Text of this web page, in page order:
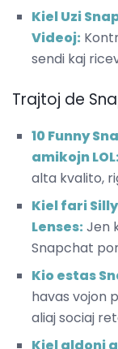
Kiel Uzi
Videoj:
sendi kaj
Trajtoj de
10 Funny
amikojn LOL:
alta kvalito,
Kiel fari
Lenses: Jen
Snapchat
Kio estas
havas vojon
aliaj sociaj
Kiel aldoni